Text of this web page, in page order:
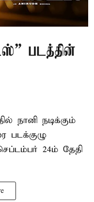
படத்தின்
நானி நடிக்கும்
படக்குழு
24ம் தேதி